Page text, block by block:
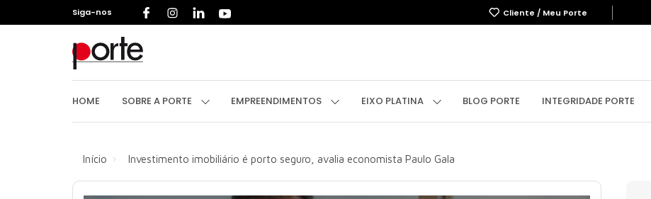
Siga-nos Cliente / Meu Porte
HOME SOBRE A PORTE EMPREENDIMENTOS EIXO PLATINA BLOG PORTE INTEGRIDADE PORTE
Início Investimento imobiliário é porto seguro, avalia economista Paulo Gala